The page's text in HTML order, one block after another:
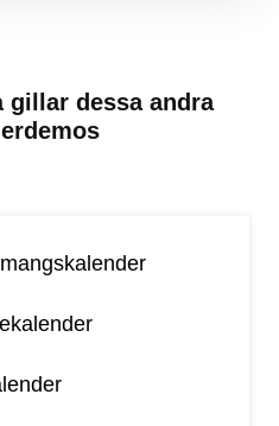
gillar dessa andra